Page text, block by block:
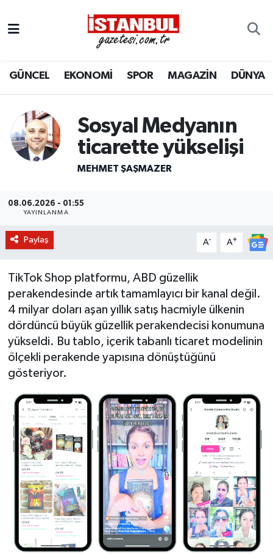
GÜNCEL EKONOMİ SPOR MAGAZİN DÜNYA
Sosyal Medyanın
ticarette yükselişi
MEHMET ŞAŞMAZER
08.06.2026 - 01:55
YAYINLANMA
Paylaş A- A+
TikTok Shop platformu, ABD güzellik
perakendesinde artık tamamlayıcı bir kanal değil.
4 milyar doları aşan yıllık satış hacmiyle ülkenin
dördüncü büyük güzellik perakendecisi konumuna
yükseldi. Bu tablo, içerik tabanlı ticaret modelinin
ölçekli perakende yapısına dönüştüğünü
gösteriyor.
EKONOMİ
İSTANBUL
DÜNYA
MAGAZİN
KÜLTÜR SANAT
BİLİM VE TEKNOLOJİ
OTOMOBİL
KURUMSAL
Nöbetçi Eczaneler
Hava Durumu
Trafik Durumu
Süper Lig Puan Durumu ve Fikstür
Tüm Manşetler
Son Dakika Haberleri
Haber Arşivi